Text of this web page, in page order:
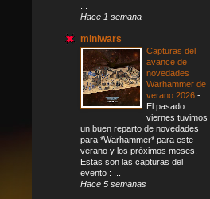
Hace 1 semana
miniwars
Capturas del
avance de
novedades
Warhammer de
verano 2026 -
El pasado
viernes tuvimos
un buen reparto de novedades
para *Warhammer* para este
verano y los próximos meses.
Estas son las capturas del
evento : ...
Hace 5 semanas